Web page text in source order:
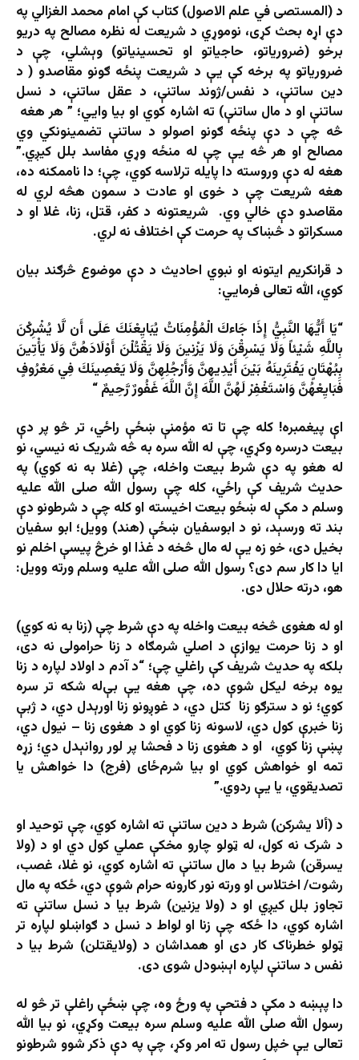
د (المستصی في علم الاصول) کتاب کې امام محمد الغزالي په
دې اړه بحث کړی، نوموړي د شریعت له نظره مصالح په دریو
برخو (ضروریاتو، حاجیاتو او تحسینیاتو) وېشلي، چې د
ضروریاتو په برخه کې یې د شریعت پنځه ګونو مقاصدو ( د
دین ساتنې، د نفس/ژوند ساتنې، د عقل ساتنې، د نسل
ساتنې او د مال ساتنې) ته اشاره کوي او بیا وايي؛ ” هر هغه
څه چې د دې پنځه ګونو اصولو د ساتنې تضمینونکي وي
مصالح او هر څه یې چې له منځه وړي مفاسد بلل کیږي.”
هغه له دې وروسته دا پایله ترلاسه کوي، چې؛ دا ناممکنه ده،
هغه شریعت چې د خوی او عادت د سمون هڅه لري له
مقاصدو دې خالي وي. شریعتونه د کفر، قتل، زنا، غلا او د
مسکراتو د څښاک په حرمت کې اختلاف نه لري.
د قرانکریم ایتونه او نبوي احادیث د دې موضوع څرګند بیان
کوي، الله تعالی فرمايي:
“يَا أَيُّهَا النَّبِيُّ إِذَا جَاءكَ الْمُؤْمِنَاتُ يُبَايِعْنَكَ عَلَى أَن لَّا يُشْرِكْنَ
بِاللَّهِ شَيْئاً وَلَا يَسْرِقْنَ وَلَا يَزْنِينَ وَلَا يَقْتُلْنَ أَوْلَادَهُنَّ وَلَا يَأْتِينَ
بِبُهْتَانٍ يَفْتَرِينَهُ بَيْنَ أَيْدِيهِنَّ وَأَرْجُلِهِنَّ وَلَا يَعْصِينَكَ فِي مَعْرُوفٍ
فَبَايِعْهُنَّ وَاسْتَغْفِرْ لَهُنَّ اللَّهَ إِنَّ اللَّهَ غَفُورٌ رَّحِيمٌ “
اې پیغمبره! کله چې تا ته مؤمنې ښځې راځي، تر څو پر دې
بیعت درسره وکړي، چې له الله سره به څه شریک نه نیسي، نو
له هغو په دې شرط بیعت واخله، چې (غلا به نه کوي) په
حدیث شریف کې راځي، کله چې رسول الله صلی الله علیه
وسلم د مکې له ښځو بیعت اخیسته او کله چې د شرطونو دې
بند ته ورسېد، نو د ابوسفیان ښځې (هند) وویل؛ ابو سفیان
بخیل دی، خو زه یې له مال څخه د غذا او خرڅ پیسې اخلم نو
ایا دا کار سم دی؟ رسول الله صلی الله علیه وسلم ورته وویل:
هو، درته حلال دی.
او له هغوی څخه بیعت واخله په دې شرط چې (زنا به نه کوي)
او د زنا حرمت یوازې د اصلي شرمګاه د زنا حرامولی نه دی،
بلکه په حدیث شریف کې راغلي چې؛ “د آدم د اولاد لپاره د زنا
یوه برخه لیکل شوې ده، چې هغه یې بې‌له شکه تر سره
کوي؛ نو د سترګو زنا کتل دي، د غوږونو زنا اورېدل دي، د ژبې
زنا خبرې کول دي، لاسونه زنا کوي او د هغوی زنا – نیول دي،
پښې زنا کوي، او د هغوی زنا د فحشا پر لور روانېدل دي؛ زړه
تمه او خواهش کوي او بیا شرم‌ځای (فرج) دا خواهش یا
تصدیقوي، یا یې ردوي.”
د (ألا یشرکن) شرط د دین ساتنې ته اشاره کوي، چې توحید او
د شرک نه کول، له ټولو چارو مخکې عملي کول دي او د (ولا
یسرقن) شرط بیا د مال ساتنې ته اشاره کوي، نو غلا، غصب،
رشوت/ اختلاس او ورته نور کارونه حرام شوې دي، ځکه په مال
تجاوز بلل کیږي او د (ولا یزنین) شرط بیا د نسل ساتنې ته
اشاره کوي، دا ځکه چې زنا او لواط د نسل د ګواښلو لپاره تر
ټولو خطرناک کار دی او همداشان د (ولایقتلن) شرط بیا د
نفس د ساتنې لپاره اېښودل شوی دی.
دا پېښه د مکې د فتحې په ورځ وه، چې ښځې راغلې تر څو له
رسول الله صلی الله علیه وسلم سره بیعت وکړي، نو بیا الله
تعالی یې خپل رسول ته امر وکړ، چې په دې ذکر شوو شرطونو